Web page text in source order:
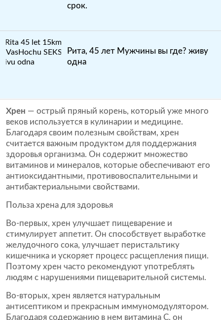
срок.
Рита, 45 лет Мужчины вы где? живу
одна
Хрен — острый пряный корень, который уже много
веков используется в кулинарии и медицине.
Благодаря своим полезным свойствам, хрен
считается важным продуктом для поддержания
здоровья организма. Он содержит множество
витаминов и минералов, которые обеспечивают его
антиоксидантными, противовоспалительными и
антибактериальными свойствами.
Польза хрена для здоровья
Во-первых, хрен улучшает пищеварение и
стимулирует аппетит. Он способствует выработке
желудочного сока, улучшает перистальтику
кишечника и ускоряет процесс расщепления пищи.
Поэтому хрен часто рекомендуют употреблять
людям с нарушениями пищеварительной системы.
Во-вторых, хрен является натуральным
антисептиком и прекрасным иммуномодулятором.
Благодаря содержанию в нем витамина С, он